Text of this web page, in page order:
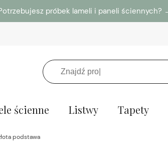
próbek lameli i paneli ściennych?
ścienne Listwy Tapety
podstawa